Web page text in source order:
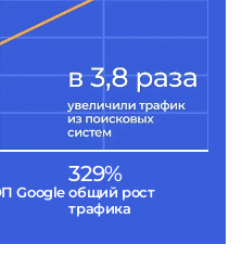
Google
329%
общий рост
трафика